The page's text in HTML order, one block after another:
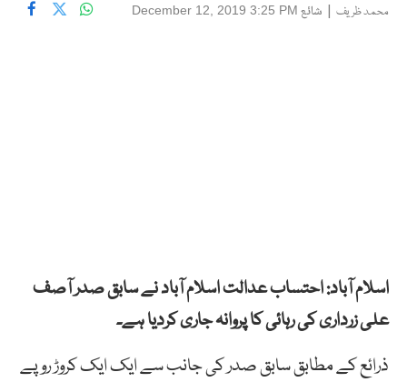
محمد ظریف | شائع December 12, 2019 3:25 PM
اسلام آباد: احتساب عدالت اسلام آباد نے سابق صدر آصف
علی زرداری کی رہائی کا پروانہ جاری کردیا ہے۔
ذرائع کے مطابق سابق صدر کی جانب سے ایک ایک کروڑ روپے